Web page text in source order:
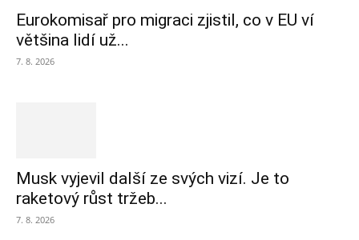
Eurokomisař pro migraci zjistil, co v EU ví
většina lidí už...
7. 8. 2026
Musk vyjevil další ze svých vizí. Je to
raketový růst tržeb...
7. 8. 2026